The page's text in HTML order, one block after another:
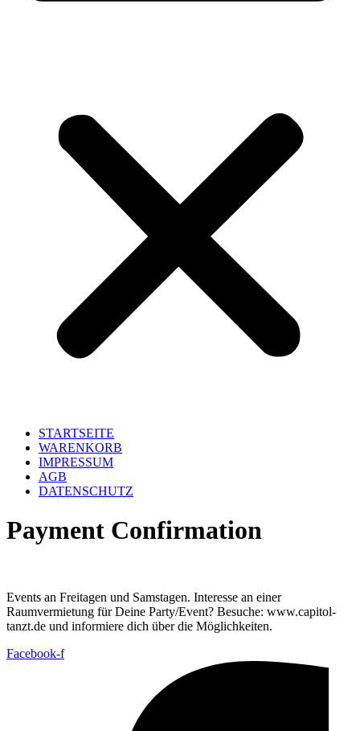
STARTSEITE
WARENKORB
IMPRESSUM
AGB
DATENSCHUTZ
Payment Confirmation
Events an Freitagen und Samstagen. Interesse an einer
Raumvermietung für Deine Party/Event? Besuche: www.capitol-
tanzt.de und informiere dich über die Möglichkeiten.
Facebook-f